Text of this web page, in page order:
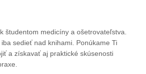
študentom medicíny a ošetrovateľstva.
sedieť nad knihami. Ponúkame Ti
a získavať aj praktické skúsenosti